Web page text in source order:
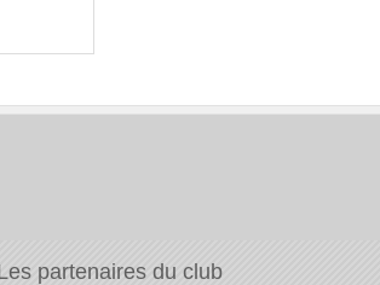
partenaires du club